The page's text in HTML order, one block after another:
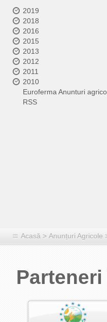
2019
2018
2016
2015
2013
2012
2011
2010
Euroferma Anunturi
RSS
Acasă > Anunțuri Agricole